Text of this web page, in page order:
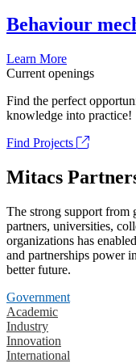
Behaviour
Learn More
Current openings
Find the perfect
knowledge into practice!
Find Projects
Mitacs
The strong support from
partners, universities,
organizations has
and partnerships power
better future.
Government
Academic
Industry
Innovation
International